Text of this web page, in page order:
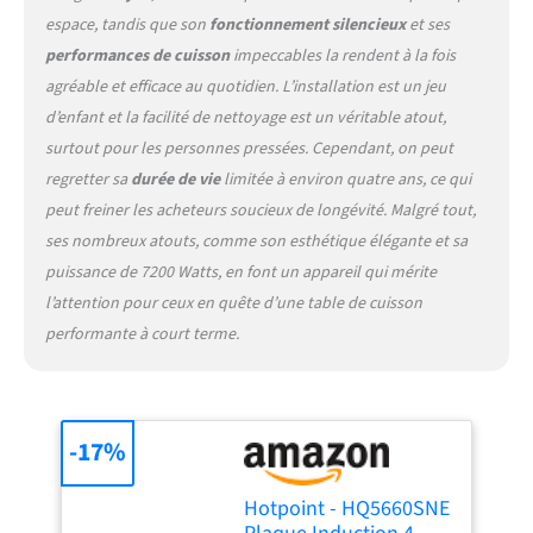
frontales assurent une
utilisation simple et
intuitive, tandis que les
indicateurs de chaleur
résiduelle et la sécurité
enfant garantissent une
utilisation sereine Fiabilité
et durabilité garanties : Tous
les appareils Hotpoint
bénéficient d'une garantie
de 2 ans et d'une
disponibilité des pièces
espace, tandis que son fonctionnement silencieuxet ses
performances de cuissonimpeccables la rendent à la fois
agréable et efficace au quotidien. L’installation est un jeu
d’enfant et la facilité de nettoyage est un véritable atout,
surtout pour les personnes pressées. Cependant, on peut
regretter sadurée de vielimitée à environ quatre ans, ce qui
peut freiner les acheteurs soucieux de longévité. Malgré tout,
ses nombreux atouts, comme son esthétique élégante et sa
puissance de 7200 Watts, en font un appareil qui mérite
l’attention pour ceux en quête d’une table de cuisson
performante à court terme.
Hotpoint - HQ5660SNE
-17%